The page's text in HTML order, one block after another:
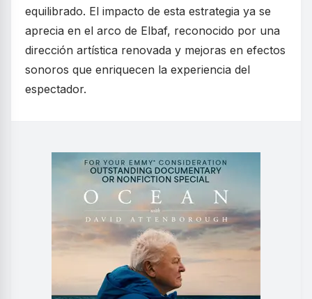
equilibrado. El impacto de esta estrategia ya se
aprecia en el arco de Elbaf, reconocido por una
dirección artística renovada y mejoras en efectos
sonoros que enriquecen la experiencia del
espectador.